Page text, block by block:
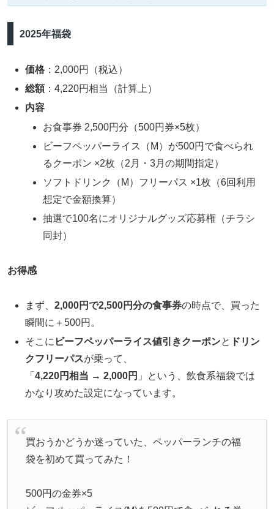
2025年福袋
価格 ：2,000円（税込）
総額：4,220円相当（計算上）
内容
お食事券 2,500円分（500円券×5枚）
ビーフペッパーライス（M）が500円で食べられ
るクーポン ×2枚（2月・3月の期間指定）
ソフトドリンク（M）フリーパス ×1枚（6回利用
想定で金額換算）
抽選で100名にオリジナルグッズ応募権（チラシ
同封）
お得感
まず、2,000円で2,500円分の食事券の時点で、買った
瞬間に＋500円。
そこに ビーフペッパーライス値引きクーポンと ドリン
クフリーパスが乗って、
「4,220円相当 → 2,000円 」という、飲食系福袋では
かなり攻めた設定になっています。
買おうかどうか迷っていた、ペッパーランチの福
袋を初めて買ってみた！
500円の金券×5